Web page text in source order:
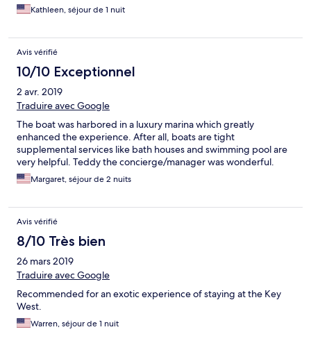
Kathleen, séjour de 1 nuit
Avis vérifié
10/10 Exceptionnel
2 avr. 2019
Traduire avec Google
The boat was harbored in a luxury marina which greatly
enhanced the experience. After all, boats are tight
supplemental services like bath houses and swimming pool are
very helpful. Teddy the concierge/manager was wonderful.
Margaret, séjour de 2 nuits
Avis vérifié
8/10 Très bien
26 mars 2019
Traduire avec Google
Recommended for an exotic experience of staying at the Key
West.
Warren, séjour de 1 nuit